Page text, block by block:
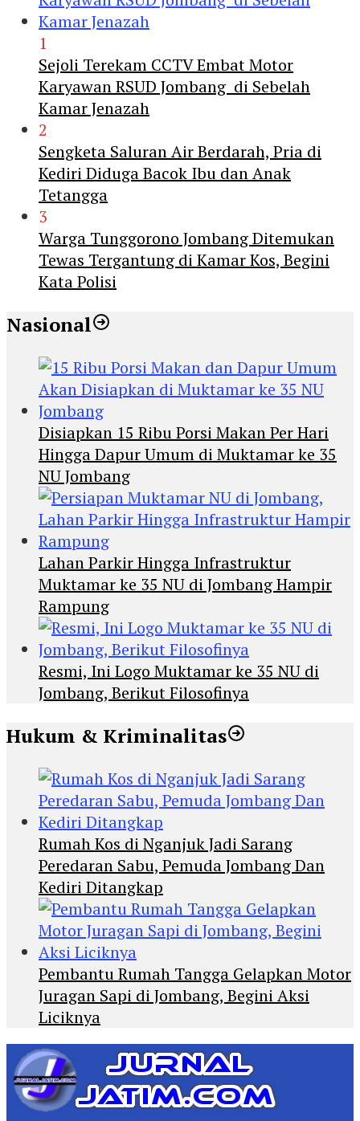
1
Sejoli Terekam CCTV Embat Motor
Karyawan RSUD Jombang di Sebelah
Kamar Jenazah
2
Sengketa Saluran Air Berdarah, Pria di
Kediri Diduga Bacok Ibu dan Anak
Tetangga
3
Warga Tunggorono Jombang Ditemukan
Tewas Tergantung di Kamar Kos, Begini
Kata Polisi
Nasional
Disiapkan 15 Ribu Porsi Makan Per Hari
Hingga Dapur Umum di Muktamar ke 35
NU Jombang
Lahan Parkir Hingga Infrastruktur
Muktamar ke 35 NU di Jombang Hampir
Rampung
Resmi, Ini Logo Muktamar ke 35 NU di
Jombang, Berikut Filosofinya
Hukum & Kriminalitas
Rumah Kos di Nganjuk Jadi Sarang
Peredaran Sabu, Pemuda Jombang Dan
Kediri Ditangkap
Pembantu Rumah Tangga Gelapkan Motor
Juragan Sapi di Jombang, Begini Aksi
Liciknya